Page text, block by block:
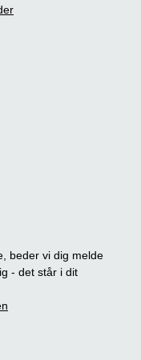
beder vi dig melde
- det står i dit